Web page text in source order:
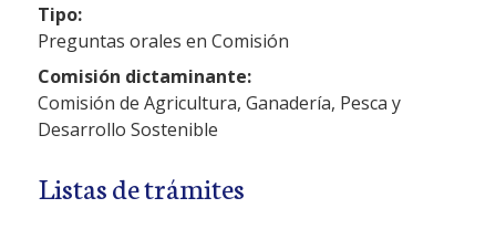
Tipo:
Preguntas orales en Comisión
Comisión dictaminante:
Comisión de Agricultura, Ganadería, Pesca y
Desarrollo Sostenible
Listas de trámites